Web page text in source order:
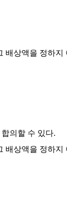
배상액을 정하지
의할 수 있다.
배상액을 정하지